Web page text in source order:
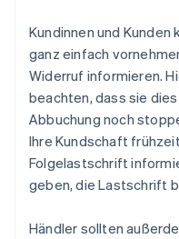
Kundinnen und Kunden
ganz einfach
Widerruf informieren.
beachten, dass sie
Abbuchung noch
Ihre Kundschaft
Folgelastschrift
geben, die Lastschrift
Händler sollten